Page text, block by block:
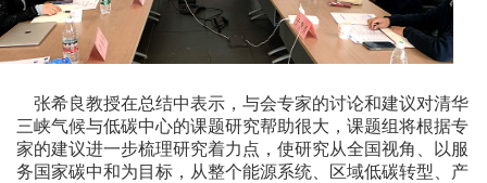
张希良教授在总结中表示，与会专家的讨论和建议对清华
三峡气候与低碳中心的课题研究帮助很大，课题组将根据专
家的建议进一步梳理研究着力点，使研究从全国视角、以服
务国家碳中和为目标，从整个能源系统、区域低碳转型、产